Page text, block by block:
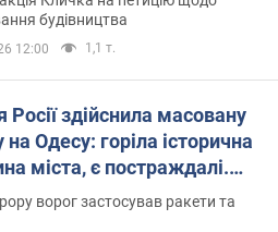
вірянина"
будівництва
12:00 1,1 т.
Росії здійснила масовану
на Одесу: горіла історична
міста, є постраждалі.
відео
ворог застосував ракети та